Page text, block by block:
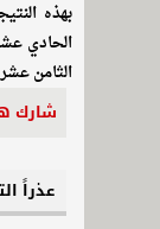
الثامن
شارك
عذراً